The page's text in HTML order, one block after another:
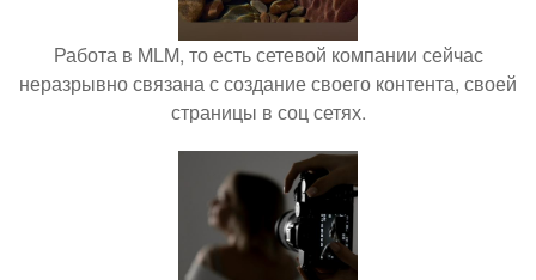
Работа в MLM, то есть сетевой компании сейчас
неразрывно связана с создание своего контента, своей
страницы в соц сетях.